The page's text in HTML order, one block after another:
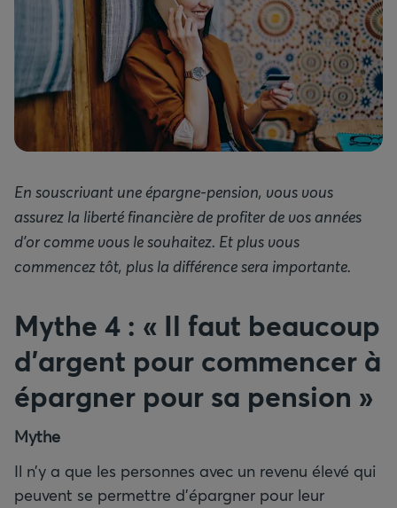
En souscrivant une épargne-pension, vous vous
assurez la liberté financière de profiter de vos années
d’or comme vous le souhaitez. Et plus vous
commencez tôt, plus la différence sera importante.
Mythe 4 : « Il faut beaucoup
d’argent pour commencer à
épargner pour sa pension »
Mythe
Il n’y a que les personnes avec un revenu élevé qui
peuvent se permettre d’épargner pour leur